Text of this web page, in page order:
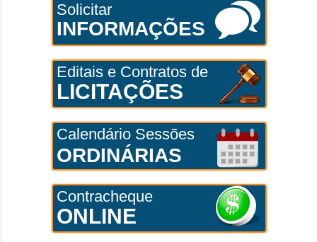
Solicitar
INFORMAÇÕES
Editais e Contratos de
LICITAÇÕES
Calendário Sessões
ORDINÁRIAS
Contracheque
ONLINE